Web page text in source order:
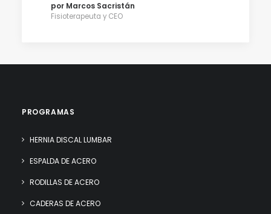
por Marcos Sacristán
Fisioterapeuta y CEO
PROGRAMAS
HERNIA DISCAL LUMBAR
ESPALDA DE ACERO
RODILLAS DE ACERO
CADERAS DE ACERO